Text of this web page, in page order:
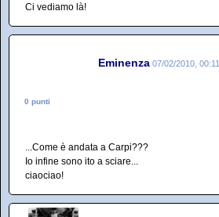
Ci vediamo là!
Eminenza 07/02/2010, 00:11
0 punti
...Come è andata a Carpi???
Io infine sono ito a sciare...
ciaociao!